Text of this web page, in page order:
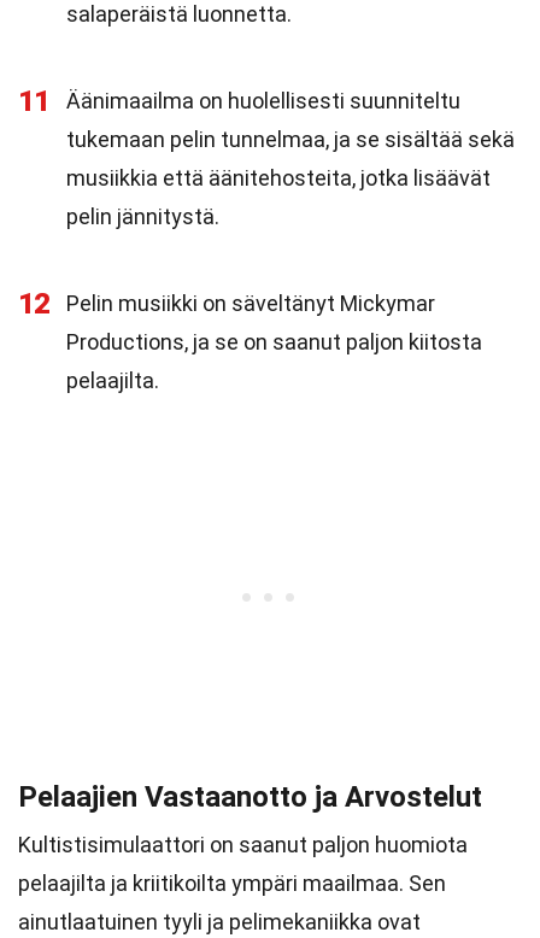
salaperäistä luonnetta.
11
Äänimaailma on huolellisesti suunniteltu
tukemaan pelin tunnelmaa, ja se sisältää sekä
musiikkia että äänitehosteita, jotka lisäävät
pelin jännitystä.
12
Pelin musiikki on säveltänyt Mickymar
Productions, ja se on saanut paljon kiitosta
pelaajilta.
Pelaajien Vastaanotto ja Arvostelut
Kultistisimulaattori on saanut paljon huomiota
pelaajilta ja kriitikoilta ympäri maailmaa. Sen
ainutlaatuinen tyyli ja pelimekaniikka ovat